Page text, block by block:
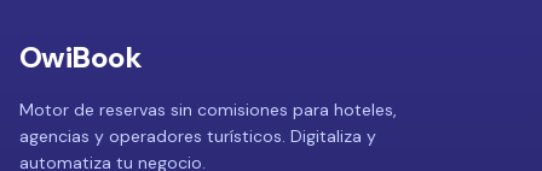
OwiBook
Motor de reservas sin comisiones para hoteles,
agencias y operadores turísticos. Digitaliza y
automatiza tu negocio.